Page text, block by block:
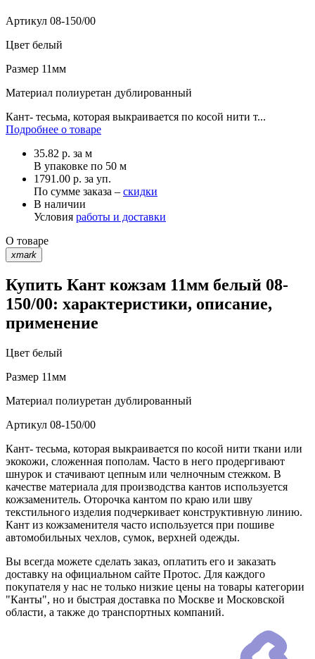
Артикул 08-150/00
Цвет белый
Размер 11мм
Материал полиуретан дублированный
Кант- тесьма, которая выкраивается по косой нити т...
Подробнее о товаре
35.82 р. за м
В упаковке по 50 м
1791.00 р. за уп.
По сумме заказа – скидки
В наличии
Условия работы и доставки
О товаре
xmark
Купить Кант кожзам 11мм белый 08-
150/00: характеристики, описание,
применение
Цвет белый
Размер 11мм
Материал полиуретан дублированный
Артикул 08-150/00
Кант- тесьма, которая выкраивается по косой нити ткани или
экокожи, сложенная пополам. Часто в него продергивают
шнурок и стачивают цепным или челночным стежком. В
качестве материала для производства кантов используется
кожзаменитель. Оторочка кантом по краю или шву
текстильного изделия подчеркивает конструктивную линию.
Кант из кожзаменителя часто используется при пошиве
автомобильных чехлов, сумок, верхней одежды.
Вы всегда можете сделать заказ, оплатить его и заказать
доставку на официальном сайте Протос. Для каждого
покупателя у нас не только низкие цены на товары категории
"Канты", но и быстрая доставка по Москве и Московской
области, а также до транспортных компаний.